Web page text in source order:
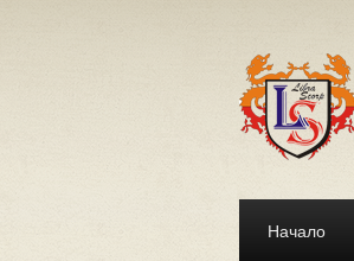
Начало